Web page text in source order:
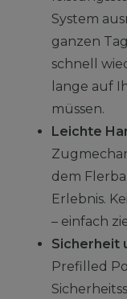
System
ganzen
schnell
lange auf
müssen.
Leichte
dem
Erlebnis.
– einfach
Sicherheit
Prefilled